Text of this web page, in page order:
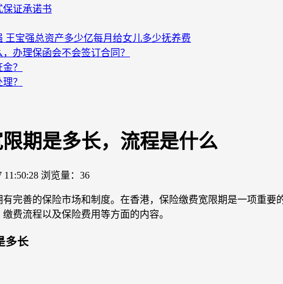
保证承诺书
王宝强总资产多少亿每月给女儿多少抚养费
办理保函会不会签订合同？
？
？
期是多长，流程是什么
11:50:28 浏览量：36
完善的保险市场和制度。在香港，保险缴费宽限期是一项重
费流程以及保险费用等方面的内容。
多长